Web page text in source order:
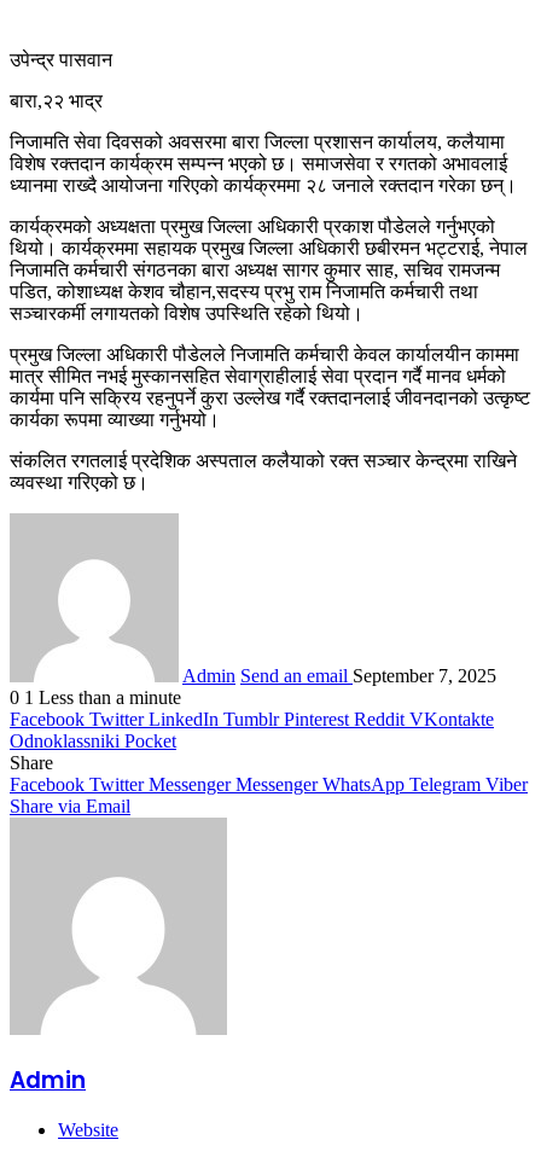
उपेन्द्र पासवान
बारा,२२ भाद्र
निजामति सेवा दिवसको अवसरमा बारा जिल्ला प्रशासन कार्यालय, कलैयामा
विशेष रक्तदान कार्यक्रम सम्पन्न भएको छ। समाजसेवा र रगतको अभावलाई
ध्यानमा राख्दै आयोजना गरिएको कार्यक्रममा २८ जनाले रक्तदान गरेका छन्।
कार्यक्रमको अध्यक्षता प्रमुख जिल्ला अधिकारी प्रकाश पौडेलले गर्नुभएको
थियो। कार्यक्रममा सहायक प्रमुख जिल्ला अधिकारी छबीरमन भट्टराई, नेपाल
निजामति कर्मचारी संगठनका बारा अध्यक्ष सागर कुमार साह, सचिव रामजन्म
पडित, कोशाध्यक्ष केशव चौहान,सदस्य प्रभु राम निजामति कर्मचारी तथा
सञ्चारकर्मी लगायतको विशेष उपस्थिति रहेको थियो।
प्रमुख जिल्ला अधिकारी पौडेलले निजामति कर्मचारी केवल कार्यालयीन काममा
मात्र सीमित नभई मुस्कानसहित सेवाग्राहीलाई सेवा प्रदान गर्दै मानव धर्मको
कार्यमा पनि सक्रिय रहनुपर्ने कुरा उल्लेख गर्दै रक्तदानलाई जीवनदानको उत्कृष्ट
कार्यका रूपमा व्याख्या गर्नुभयो।
संकलित रगतलाई प्रदेशिक अस्पताल कलैयाको रक्त सञ्चार केन्द्रमा राखिने
व्यवस्था गरिएको छ।
Admin Send an email September 7, 2025
0 1 Less than a minute
Facebook Twitter LinkedIn Tumblr Pinterest Reddit VKontakte
Odnoklassniki Pocket
Share
Facebook Twitter Messenger Messenger WhatsApp Telegram Viber
Share via Email
Admin
Website